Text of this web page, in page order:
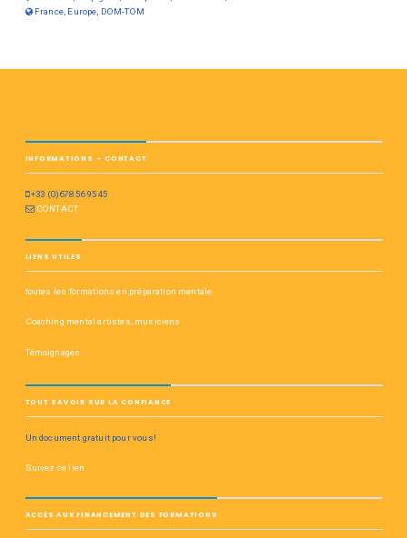
France, Europe, DOM-TOM
INFORMATIONS – CONTACT
+33 (0)678 56 95 45
CONTACT
LIENS UTILES
toutes les formations en préparation mentale
Coaching mental artistes, musiciens
Témoignages
TOUT SAVOIR SUR LA CONFIANCE
Un document gratuit pour vous!
Suivez ce lien
ACCÈS AUX FINANCEMENT DES FORMATIONS